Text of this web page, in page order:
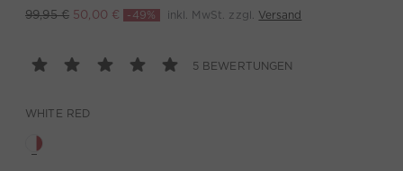
99,95 € 50,00 € -49% inkl. MwSt. zzgl. Versand
5 BEWERTUNGEN
WHITE RED